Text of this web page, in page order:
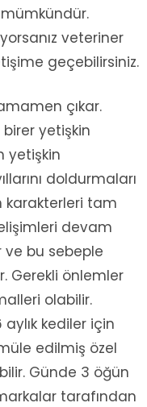
mümkündür.
veteriner
geçebilirsiniz.
çıkar.
yetişkin
yetişkin
doldurmaları
karakterleri tam
devam
ve bu sebeple
Gerekli önlemler
olabilir.
aylık kediler için
edilmiş özel
Günde 3 öğün
tarafından